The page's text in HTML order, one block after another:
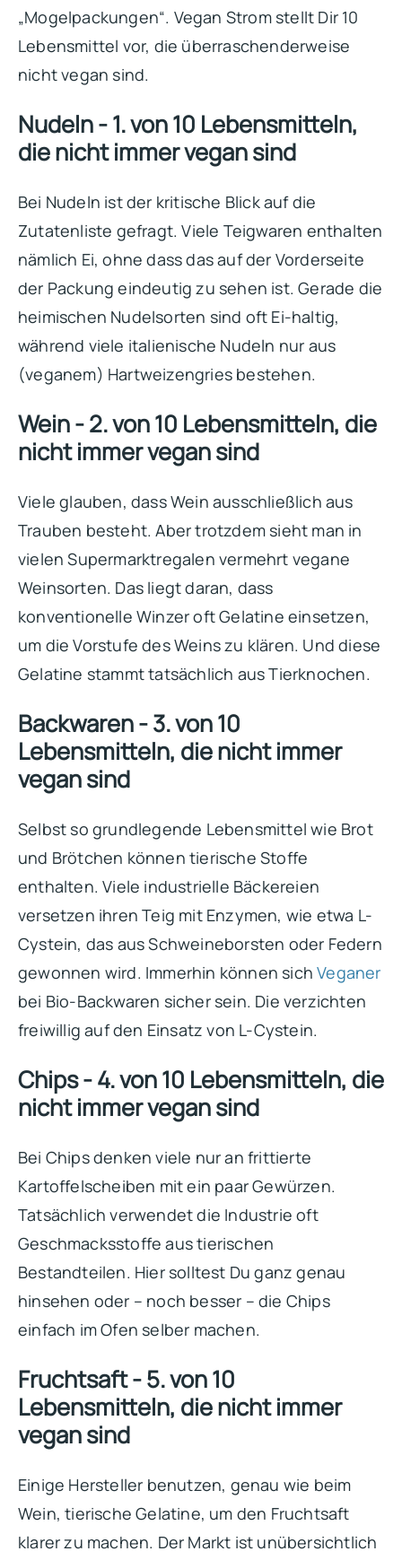
„Mogelpackungen“. Vegan Strom stellt Dir 10
Lebensmittel vor, die überraschenderweise
nicht vegan sind.
Nudeln - 1. von 10 Lebensmitteln,
die nicht immer vegan sind
Bei Nudeln ist der kritische Blick auf die
Zutatenliste gefragt. Viele Teigwaren enthalten
nämlich Ei, ohne dass das auf der Vorderseite
der Packung eindeutig zu sehen ist. Gerade die
heimischen Nudelsorten sind oft Ei-haltig,
während viele italienische Nudeln nur aus
(veganem) Hartweizengries bestehen.
Wein - 2. von 10 Lebensmitteln, die
nicht immer vegan sind
Viele glauben, dass Wein ausschließlich aus
Trauben besteht. Aber trotzdem sieht man in
vielen Supermarktregalen vermehrt vegane
Weinsorten. Das liegt daran, dass
konventionelle Winzer oft Gelatine einsetzen,
um die Vorstufe des Weins zu klären. Und diese
Gelatine stammt tatsächlich aus Tierknochen.
Backwaren - 3. von 10
Lebensmitteln, die nicht immer
vegan sind
Selbst so grundlegende Lebensmittel wie Brot
und Brötchen können tierische Stoffe
enthalten. Viele industrielle Bäckereien
versetzen ihren Teig mit Enzymen, wie etwa L-
Cystein, das aus Schweineborsten oder Federn
gewonnen wird. Immerhin können sichVeganer
bei Bio-Backwaren sicher sein. Die verzichten
freiwillig auf den Einsatz von L-Cystein.
Chips - 4. von 10 Lebensmitteln, die
nicht immer vegan sind
Bei Chips denken viele nur an frittierte
Kartoffelscheiben mit ein paar Gewürzen.
Tatsächlich verwendet die Industrie oft
Geschmacksstoffe aus tierischen
Bestandteilen. Hier solltest Du ganz genau
hinsehen oder – noch besser – die Chips
einfach im Ofen selber machen.
Fruchtsaft - 5. von 10
Lebensmitteln, die nicht immer
vegan sind
Einige Hersteller benutzen, genau wie beim
Wein, tierische Gelatine, um den Fruchtsaft
klarer zu machen. Der Markt ist unübersichtlich